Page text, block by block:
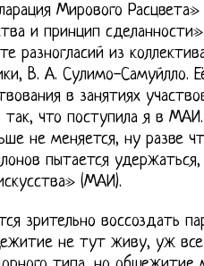
Мирового Расцвета»
и принцип сделанности»
разногласий из
В. А. Сулимо-Самуйлло.
в занятиях
что поступила я в МАИ.
не меняется, ну разве
пытается удержаться,
(МАИ).
зрительно воссоздать
не тут живу, уж все